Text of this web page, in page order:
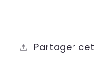
Partager